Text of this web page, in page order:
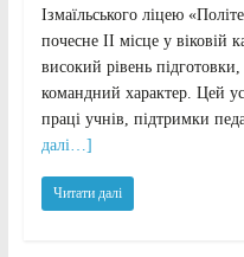
Ізмаїльського ліцею
почесне ІІ місце у віковій
високий рівень
командний характер. Цей
праці учнів, підтримки
далі…]
Читати далі